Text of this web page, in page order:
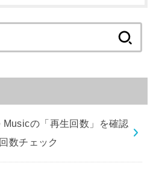
索:
Musicの「再生回数」を確認
数チェック